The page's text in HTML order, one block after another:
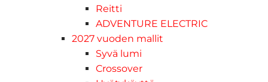
Reitti
ADVENTURE ELECTRIC
2027 vuoden mallit
Syvä lumi
Crossover